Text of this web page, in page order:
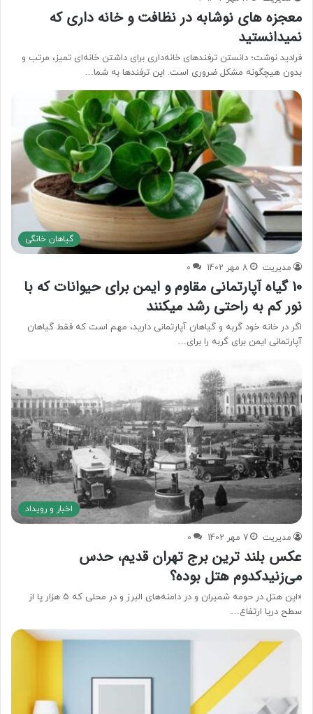
معجزه های نوشابه در نظافت و خانه داری که
نمیدانستید
فرادید نوشت؛ دانستن ترفندهای خانه‌داری برای داشتن خانه‌ای تمیز، مرتب و
بدون هیچگونه مشکل ضروری است. این ترفندها به شما…
گیاهان خانگی
مدیریت 8 مهر 1402 0
10 گیاه آپارتمانی مقاوم و ایمن برای حیوانات که با
نور کم به راحتی رشد میکنند
اگر در خانه خود گربه و گیاهان آپارتمانی دارید، مهم است که فقط گیاهان
آپارتمانی ایمن برای گربه را برای…
اخبار و رویداد
مدیریت 7 مهر 1402 0
عکس بلند ترین برج تهران قدیم، حدس
می‌زنیدکدوم هتل بوده؟
«این هتل در حومه شمیران و در دامنه‌های البرز و در محلی که ۵ هزار پا از
سطح دریا ارتفاع…